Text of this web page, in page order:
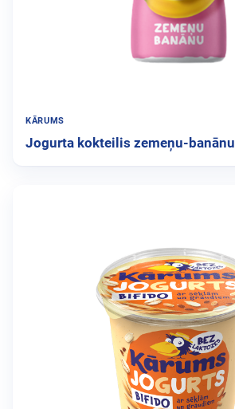
KĀRUMS
Jogurta kokteilis zemeņu-banānu